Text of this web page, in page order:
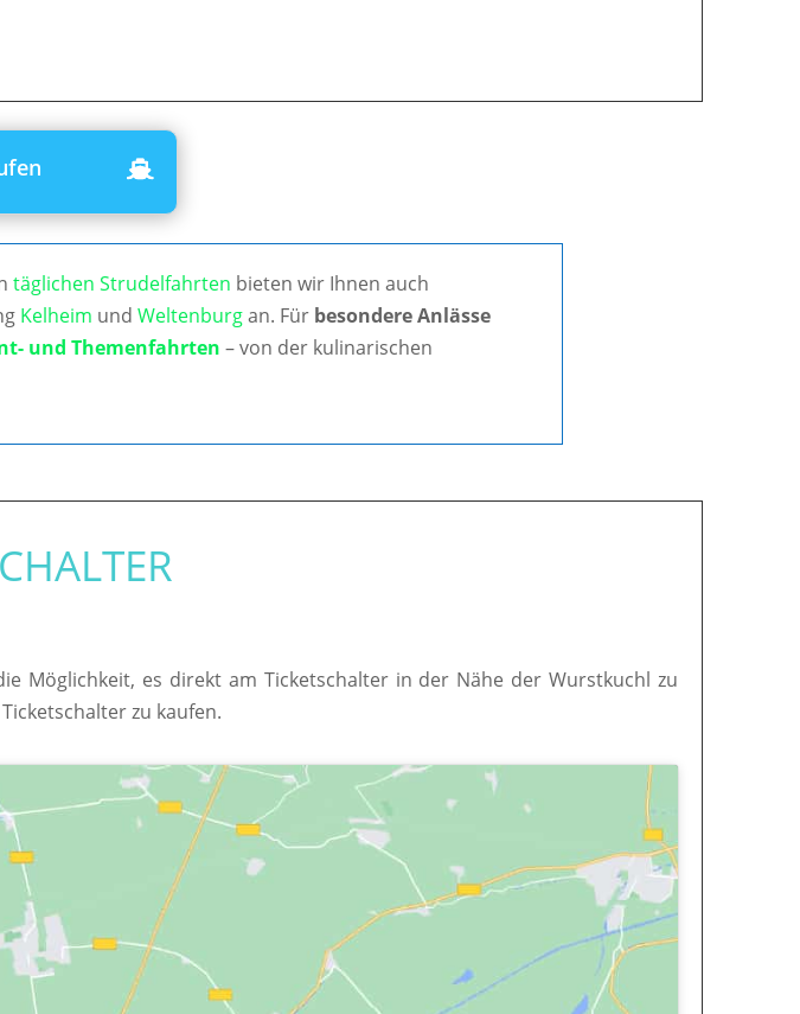
täglichen Strudelfahrten bieten wir Ihnen auch
Kelheim undWeltenburgan. Für besondere Anlässe
und Themenfahrten – von der kulinarischen
Möglichkeit, es direkt am Ticketschalter in der Nähe der Wurstkuchl zu
zu kaufen.